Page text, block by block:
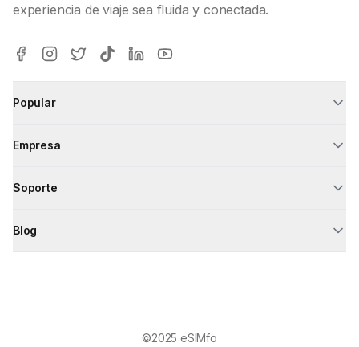
experiencia de viaje sea fluida y conectada.
Popular
Empresa
Soporte
Blog
©2025 eSIMfo